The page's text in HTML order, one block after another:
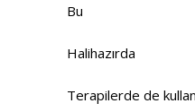
Bu
Halihazırda
Terapilerde de